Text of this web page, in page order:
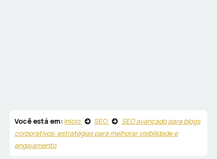
Você está em: Início SEO
SEO avançado para blogs
corporativos: estratégias para melhorar visibilidade e
engajamento